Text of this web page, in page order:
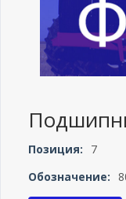
Позиция:
7
Обозначение: